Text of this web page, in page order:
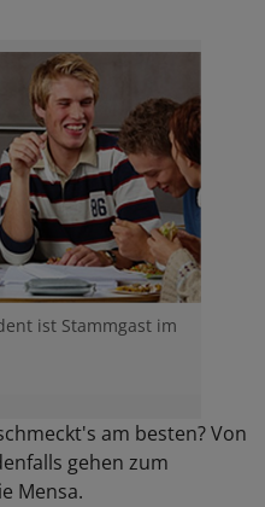
ist Stammgast im
am besten? Von
gehen zum
Mensa.